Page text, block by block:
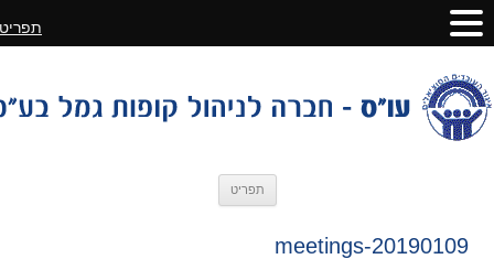
תפריט
20190109-meetings
תפריט